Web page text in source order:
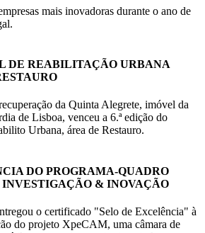
mais inovadoras durante o ano de
DE REABILITAÇÃO URBANA
da Quinta Alegrete, imóvel da
de Lisboa, venceu a 6.ª edição do
Urbana, área de Restauro.
DO PROGRAMA-QUADRO
& INOVAÇÃO
o certificado "Selo de Excelência" à
do projeto XpeCAM, uma câmara de